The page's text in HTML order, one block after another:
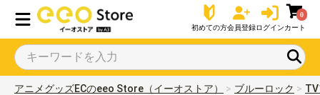
初めての方会員登録ログイン
0
カート
アニメグッズECのeeo Store（イーオストア） ブルーロック